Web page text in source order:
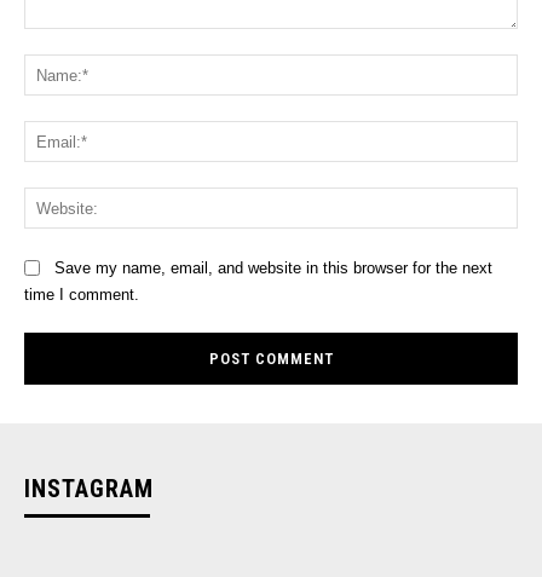
Save my name, email, and website in this browser for the next
time I comment.
INSTAGRAM